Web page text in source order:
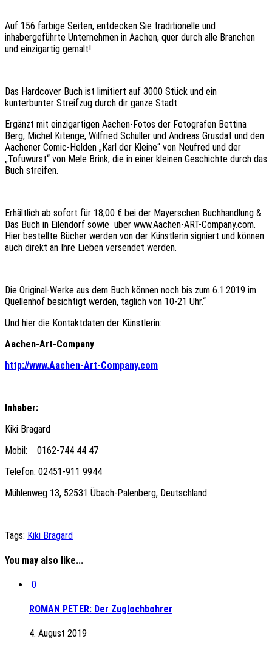
Auf 156 farbige Seiten, entdecken Sie traditionelle und
inhabergeführte Unternehmen in Aachen, quer durch alle Branchen
und einzigartig gemalt!
Das Hardcover Buch ist limitiert auf 3000 Stück und ein
kunterbunter Streifzug durch dir ganze Stadt.
Ergänzt mit einzigartigen Aachen-Fotos der Fotografen Bettina
Berg, Michel Kitenge, Wilfried Schüller und Andreas Grusdat und den
Aachener Comic-Helden „Karl der Kleine“ von Neufred und der
„Tofuwurst“ von Mele Brink, die in einer kleinen Geschichte durch das
Buch streifen.
Erhältlich ab sofort für 18,00 € bei der Mayerschen Buchhandlung &
Das Buch in Eilendorf sowie über www.Aachen-ART-Company.com.
Hier bestellte Bücher werden von der Künstlerin signiert und können
auch direkt an Ihre Lieben versendet werden.
Die Original-Werke aus dem Buch können noch bis zum 6.1.2019 im
Quellenhof besichtigt werden, täglich von 10-21 Uhr.“
Und hier die Kontaktdaten der Künstlerin:
Aachen-Art-Company
http://www.Aachen-Art-Company.com
Inhaber:
Kiki Bragard
Mobil: 0162-744 44 47
Telefon: 02451-911 9944
Mühlenweg 13, 52531 Übach-Palenberg, Deutschland
Tags: Kiki Bragard
You may also like...
0
ROMAN PETER: Der Zuglochbohrer
4. August 2019